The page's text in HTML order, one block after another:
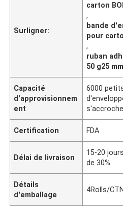
Surligner:
carton
,
bande
pour
,
ruban
50 g25 mm
Capacité
d'approvisionnem
ent
6000
Certification FDA
Délai de livraison
15-20
de 30%.
Détails
d'emballage
4Rolls/